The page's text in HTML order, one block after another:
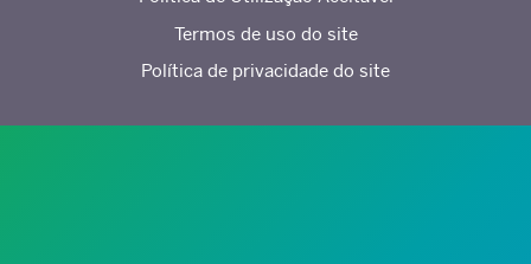
Termos de uso do site
Política de privacidade do site